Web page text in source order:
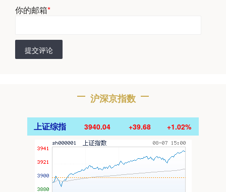
你的邮箱*
提交评论
沪深京指数
上证综指 3940.04 +39.68 +1.02%